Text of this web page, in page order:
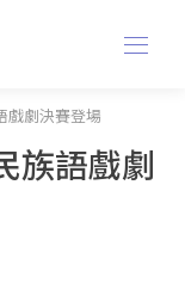
戲劇決賽登場
族語戲劇